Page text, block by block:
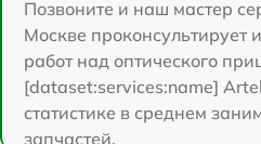
Позвоните и наш мастер
Москве проконсультирует
работ над оптического
[dataset:services:name]
статистике в среднем
запчастей.